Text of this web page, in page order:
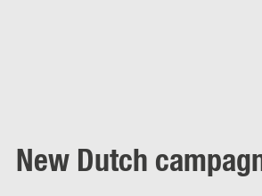
New Dutch